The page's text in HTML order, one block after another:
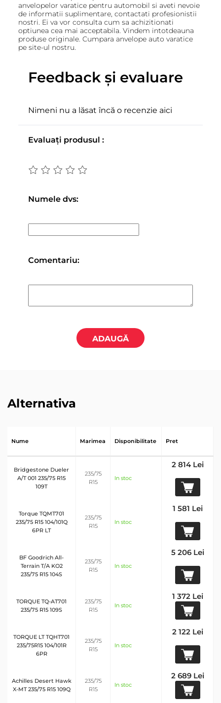
anvelopelor varatice pentru automobil si aveti nevoie
de informatii suplimentare, contactati profesionistii
nostri. Ei va vor consulta cum sa achizitionati
optiunea cea mai acceptabila. Vindem intotdeauna
produse originale. Cumpara anvelope auto varatice
pe site-ul nostru.
Feedback și evaluare
Nimeni nu a lăsat încă o recenzie aici
Evaluați produsul :
Numele dvs:
Comentariu:
ADAUGĂ
Alternativa
Nume Marimea Disponibilitate Pret
Bridgestone Dueler
A/T 001 235/75 R15
109T
235/75
R15
In stoc
2 814 Lei
Torque TQMT701
235/75 R15 104/101Q
6PR LT
235/75
R15
In stoc
1 581 Lei
BF Goodrich All-
Terrain T/A KO2
235/75 R15 104S
235/75
R15
In stoc
5 206 Lei
TORQUE TQ-AT701
235/75 R15 109S
235/75
R15
In stoc
1 372 Lei
TORQUE LT TQHT701
235/75R15 104/101R
6PR
235/75
R15
In stoc
2 122 Lei
Achilles Desert Hawk
X-MT 235/75 R15 109Q
235/75
R15
In stoc
2 689 Lei